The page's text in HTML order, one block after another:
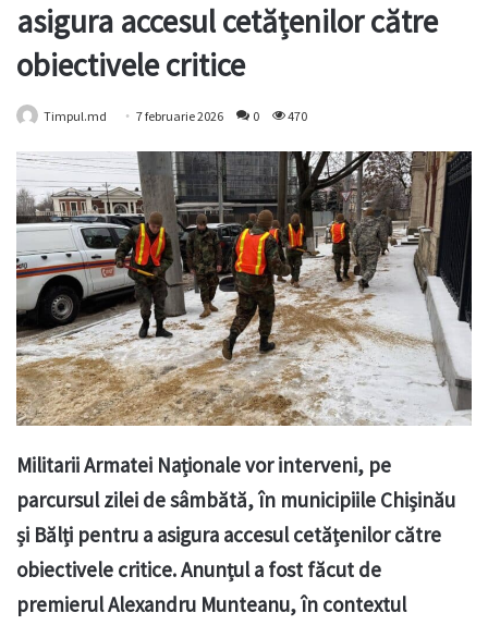
asigura accesul cetățenilor către
obiectivele critice
Timpul.md 7 februarie 2026 0 470
Militarii Armatei Naționale vor interveni, pe
parcursul zilei de sâmbătă, în municipiile Chișinău
și Bălți pentru a asigura accesul cetățenilor către
obiectivele critice. Anunțul a fost făcut de
premierul Alexandru Munteanu, în contextul